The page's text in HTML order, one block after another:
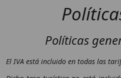
Políticas
El IVA está incluido en todas las